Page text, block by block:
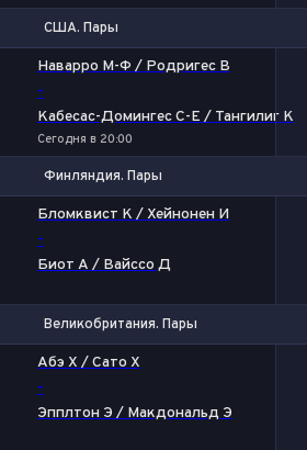
США. Пары
Наварро М-Ф / Родригес В
-
Кабесас-Домингес С-Е / Тангилиг К
Сегодня в 20:00
Финляндия. Пары
Бломквист К / Хейнонен И
-
Биот А / Вайссо Д
Великобритания. Пары
Абэ Х / Сато Х
-
Эпплтон Э / Макдональд Э